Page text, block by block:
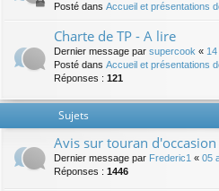
Posté dans Accueil et présentations
Charte de TP - A lire
Dernier message par supercook «
Posté dans Accueil et présentations
Réponses : 121
Sujets
Avis sur touran
Dernier message par Frederic1 « 05
Réponses : 1446